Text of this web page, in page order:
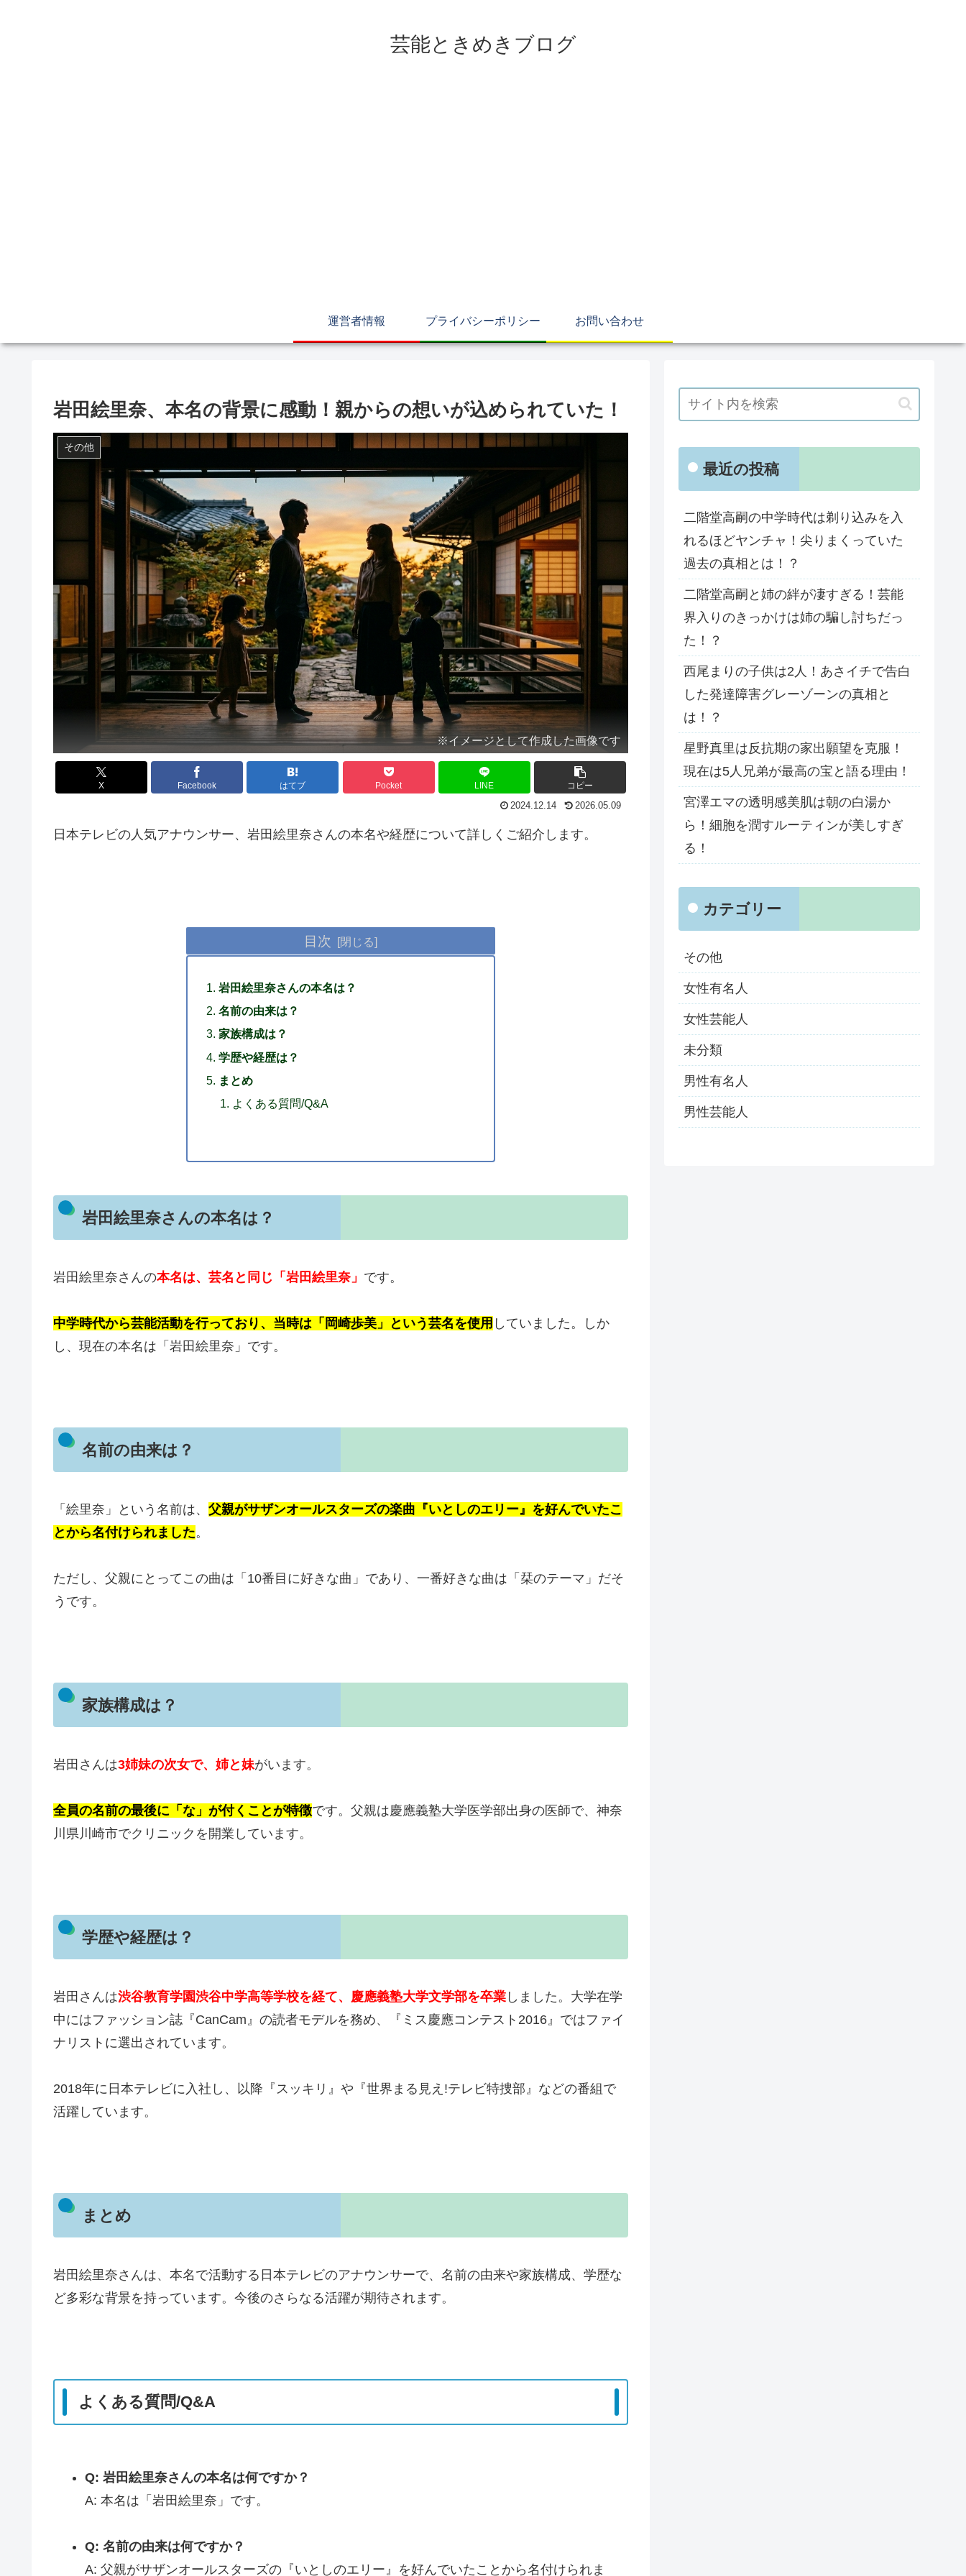
芸能ときめきブログ
運営者情報 プライバシーポリシー お問い合わせ
岩田絵里奈、本名の背景に感動！親からの想いが込められていた！
その他
※イメージとして作成した画像です
X Facebook はてブ Pocket LINE コピー
2024.12.14 2026.05.09
日本テレビの人気アナウンサー、岩田絵里奈さんの本名や経歴について詳しくご紹介します。
目次
岩田絵里奈さんの本名は？
名前の由来は？
家族構成は？
学歴や経歴は？
まとめ
よくある質問/Q&A
岩田絵里奈さんの本名は？
岩田絵里奈さんの本名は、芸名と同じ「岩田絵里奈」 です。
中学時代から芸能活動を行っており、当時は「岡崎歩美」という芸名を使用 していました。しか
し、現在の本名は「岩田絵里奈」です。
名前の由来は？
「絵里奈」という名前は、 父親がサザンオールスターズの楽曲『いとしのエリー』を好んでいたこ
とから名付けられました。
ただし、父親にとってこの曲は「10番目に好きな曲」であり、一番好きな曲は「栞のテーマ」だそ
うです。
家族構成は？
岩田さんは3姉妹の次女で、姉と妹がいます。
全員の名前の最後に「な」が付くことが特徴です。父親は慶應義塾大学医学部出身の医師で、神奈
川県川崎市でクリニックを開業しています。
学歴や経歴は？
岩田さんは渋谷教育学園渋谷中学高等学校を経て、慶應義塾大学文学部を卒業 しました。大学在学
中にはファッション誌『CanCam』の読者モデルを務め、『ミス慶應コンテスト2016』ではファイ
ナリストに選出されています。
2018年に日本テレビに入社し、以降『スッキリ』や『世界まる見え!テレビ特捜部』などの番組で
活躍しています。
まとめ
岩田絵里奈さんは、本名で活動する日本テレビのアナウンサーで、名前の由来や家族構成、学歴な
ど多彩な背景を持っています。今後のさらなる活躍が期待されます。
よくある質問/Q&A
Q: 岩田絵里奈さんの本名は何ですか？
A: 本名は「岩田絵里奈」です。
Q: 名前の由来は何ですか？
A: 父親がサザンオールスターズの『いとしのエリー』を好んでいたことから名付けられま
最近の投稿
二階堂高嗣の中学時代は剃り込みを入
れるほどヤンチャ！尖りまくっていた
過去の真相とは！？
二階堂高嗣と姉の絆が凄すぎる！芸能
界入りのきっかけは姉の騙し討ちだっ
た！？
西尾まりの子供は2人！あさイチで告白
した発達障害グレーゾーンの真相と
は！？
星野真里は反抗期の家出願望を克服！
現在は5人兄弟が最高の宝と語る理由！
宮澤エマの透明感美肌は朝の白湯か
ら！細胞を潤すルーティンが美しすぎ
る！
カテゴリー
その他
女性有名人
女性芸能人
未分類
男性有名人
男性芸能人